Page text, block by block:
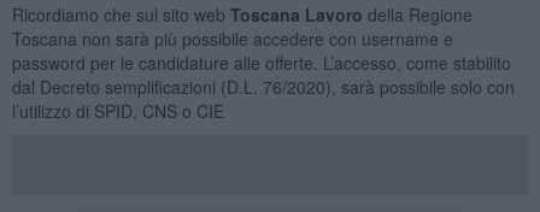
Ricordiamo che sul sito web Toscana Lavoro della Regione
Toscana non sarà più possibile accedere con username e
password per le candidature alle offerte. L’accesso, come stabilito
dal Decreto semplificazioni (D.L. 76/2020), sarà possibile solo con
l’utilizzo di SPID, CNS o CIE